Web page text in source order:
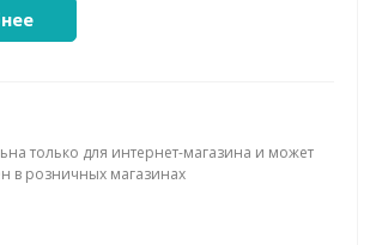
только для интернет-магазина и может
в розничных магазинах